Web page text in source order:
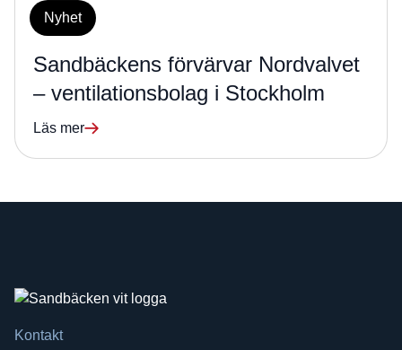
Nyhet
Sandbäckens förvärvar Nordvalvet
– ventilationsbolag i Stockholm
Läs mer
Kontakt